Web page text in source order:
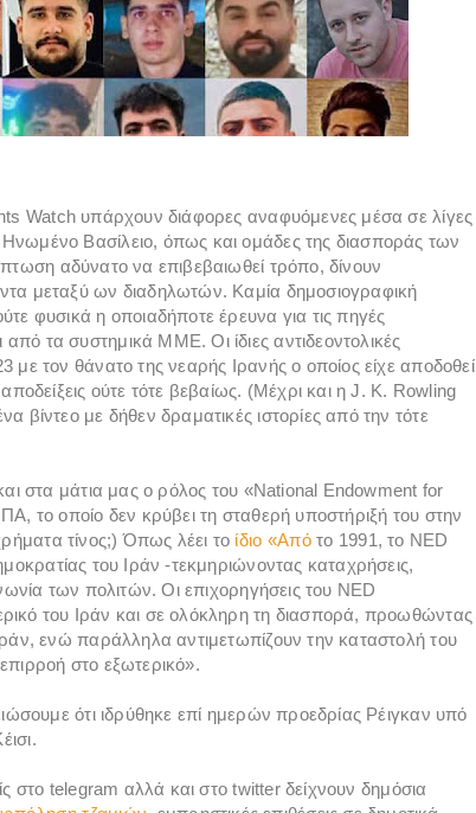
Watch υπάρχουν διάφορες αναφυόμενες μέσα σε λίγες
Βασίλειο, όπως και ομάδες της διασποράς των
αδύνατο να επιβεβαιωθεί τρόπο, δίνουν
μεταξύ ων διαδηλωτών. Καμία δημοσιογραφική
φυσικά η οποιαδήποτε έρευνα για τις πηγές
τα συστημικά ΜΜΕ. Οι ίδιες αντιδεοντολικές
με τον θάνατο της νεαρής Ιρανής ο οποίος είχε αποδοθεί
ούτε τότε βεβαίως. (Μέχρι και η J. K. Rowling
βίντεο με δήθεν δραματικές ιστορίες από την τότε
στα μάτια μας ο ρόλος του «National Endowment for
το οποίο δεν κρύβει τη σταθερή υποστήριξή του στην
τίνος;) Όπως λέει το ίδιο «Από το 1991, το NED
του Ιράν -τεκμηριώνοντας καταχρήσεις,
των πολιτών. Οι επιχορηγήσεις του NED
του Ιράν και σε ολόκληρη τη διασπορά, προωθώντας
ενώ παράλληλα αντιμετωπίζουν την καταστολή του
στο εξωτερικό».
ότι ιδρύθηκε επί ημερών προεδρίας Ρέιγκαν υπό
στο telegram αλλά και στο twitter δείχνουν δημόσια